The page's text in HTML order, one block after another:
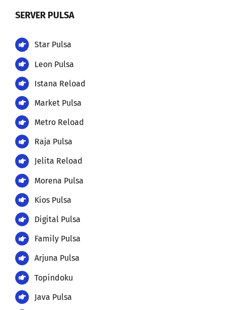
SERVER PULSA
Star Pulsa
Leon Pulsa
Istana Reload
Market Pulsa
Metro Reload
Raja Pulsa
Jelita Reload
Morena Pulsa
Kios Pulsa
Digital Pulsa
Family Pulsa
Arjuna Pulsa
Topindoku
Java Pulsa